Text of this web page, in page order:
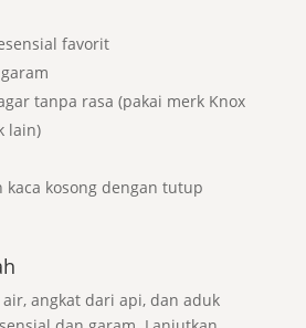
favorit
tanpa rasa (pakai merk Knox
lain)
kaca kosong dengan tutup
angkat dari api, dan aduk